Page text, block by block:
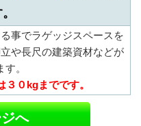
事でラゲッジスペースを
や長尺の建築資材などが
。
０kgまでです。
へ